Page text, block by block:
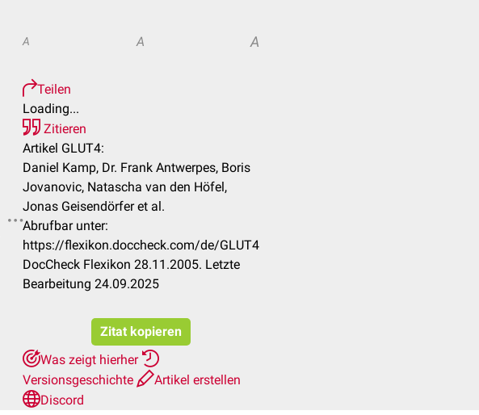
A A A
Teilen
Loading...
Zitieren
Artikel GLUT4:
Daniel Kamp, Dr. Frank Antwerpes, Boris
Jovanovic, Natascha van den Höfel,
Jonas Geisendörfer et al.
Abrufbar unter:
https://flexikon.doccheck.com/de/GLUT4
DocCheck Flexikon 28.11.2005. Letzte
Bearbeitung 24.09.2025
Zitat kopieren
Was zeigt hierher
Versionsgeschichte
Artikel erstellen
Discord